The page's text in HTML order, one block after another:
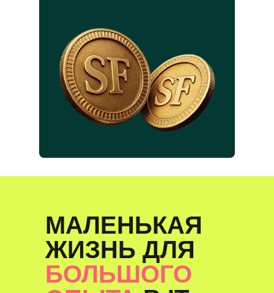
МАЛЕНЬКАЯ
ЖИЗНЬ ДЛЯ
БОЛЬШОГО